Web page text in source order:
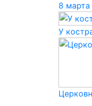
8 марта
У